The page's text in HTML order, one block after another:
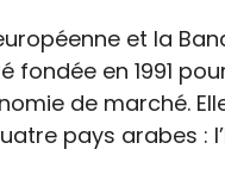
et la
fondée en 1991
de marché.
pays arabes :